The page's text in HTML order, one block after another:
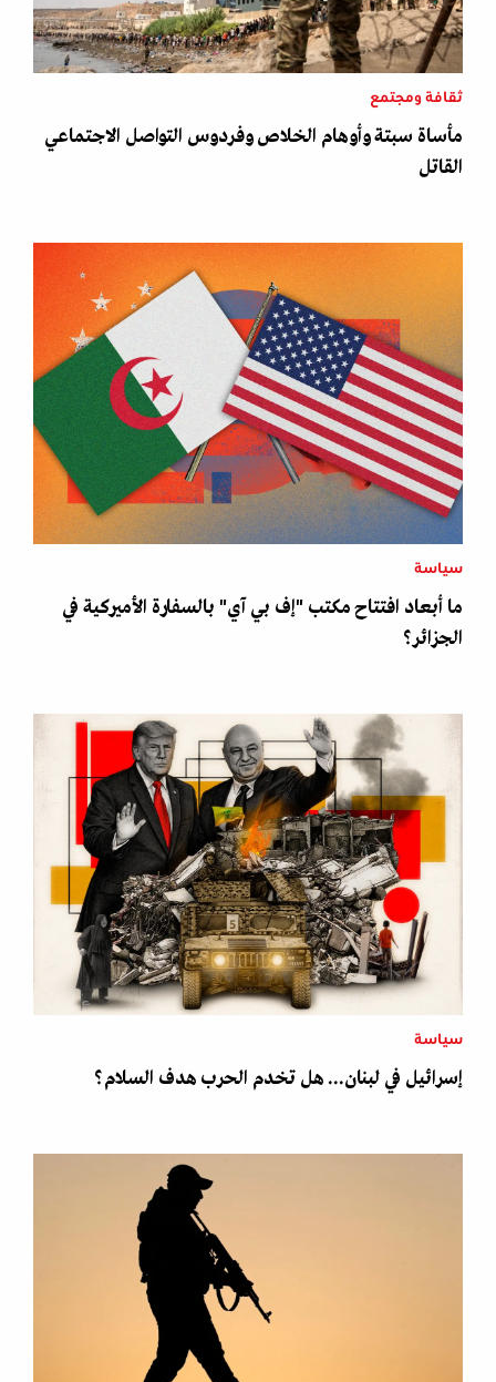
ثقافة ومجتمع
مأساة سبتة وأوهام الخلاص وفردوس التواصل الاجتماعي
القاتل
سياسة
ما أبعاد افتتاح مكتب "إف بي آي" بالسفارة الأميركية في
الجزائر؟
سياسة
إسرائيل في لبنان... هل تخدم الحرب هدف السلام؟